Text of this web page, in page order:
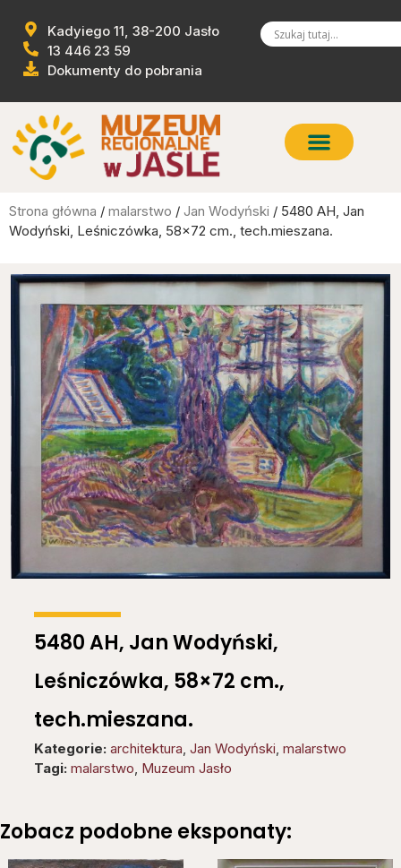
Kadyiego 11, 38-200 Jasło
13 446 23 59
Dokumenty do pobrania
Strona główna / malarstwo / Jan Wodyński / 5480 AH, Jan
Wodyński, Leśniczówka, 58×72 cm., tech.mieszana.
5480 AH, Jan Wodyński,
Leśniczówka, 58×72 cm.,
tech.mieszana.
Kategorie: architektura, Jan Wodyński, malarstwo
Tagi: malarstwo, Muzeum Jasło
Zobacz podobne eksponaty: